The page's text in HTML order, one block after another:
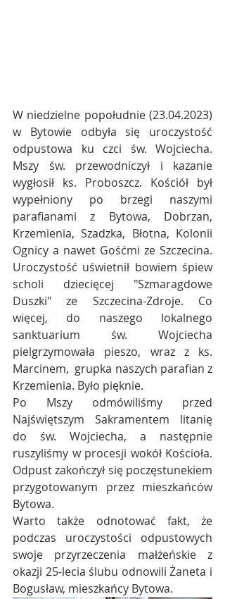
W niedzielne popołudnie (23.04.2023)
w Bytowie odbyła się uroczystość
odpustowa ku czci św. Wojciecha.
Mszy św. przewodniczył i kazanie
wygłosił ks. Proboszcz. Kościół był
wypełniony po brzegi naszymi
parafianami z Bytowa, Dobrzan,
Krzemienia, Szadzka, Błotna, Kolonii
Ognicy a nawet Gośćmi ze Szczecina.
Uroczystość uświetnił bowiem śpiew
scholi dziecięcej "Szmaragdowe
Duszki" ze Szczecina-Zdroje. Co
więcej, do naszego lokalnego
sanktuarium św. Wojciecha
pielgrzymowała pieszo, wraz z ks.
Marcinem,  grupka naszych parafian z
Krzemienia. Było pięknie.
Po Mszy odmówiliśmy przed
Najświętszym Sakramentem litanię
do św. Wojciecha, a następnie
ruszyliśmy w procesji wokół Kościoła.
Odpust zakończył się poczęstunekiem
przygotowanym przez mieszkańców
Bytowa.
Warto także odnotować fakt, że
podczas uroczystości odpustowych
swoje przyrzeczenia małżeńskie z
okazji 25-lecia ślubu odnowili Żaneta i
Bogusław, mieszkańcy Bytowa.